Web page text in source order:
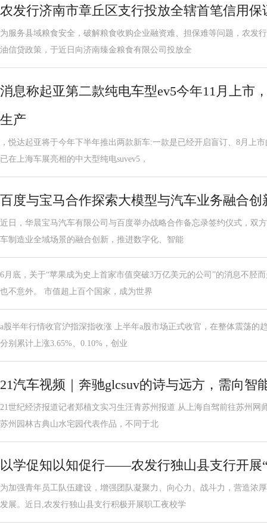
农发行济南市章丘区支行投放全辖首笔信用保
为服务县域粮食安全，破解粮食收购企业融资难、担保难等问题，农发
油信贷政策，于近日向济南臻金粮食有限公司投放全
消息称起亚第二款纯电车型ev5今年11月上市
生产
，悦达起亚将于今年下半年推出两款新车:一款是已经开启盲订、8月上
已在上海车展亮相的中大型纯电suvev5，
百度与宝马合作探索大模型与汽车业务融合创
近日，华晨宝马汽车有限公司与百度举办战略合作备忘录签约仪式，双
车制造业全域场景的融合创新，推进数字化、智能
6月底，关于“苹果成为史上首家市值突破3万亿美元的公司”的消息不胫
也不意外。 市值超上百个国家，成为世界
a股半年行情收官沪指深指收涨 上半年a股市场正式收官，在整体震荡的
分别累计上涨3.65%、0.10%，创业
21汽车视频｜奔驰glcsuv的诗与远方，需向智
21世纪经济报道记者郑植文实习生汪青苏州报道 从上海自驾前往苏州网
苏州园林古典山水宅园代表作品，不同于北
以学促知以知促行——农发行独山县支行开展
为加强青年员工队伍建设，增强团队凝聚力、向心力、战斗力，营造浓
发展。近日,农发行独山县支行积极开展职工夜校学